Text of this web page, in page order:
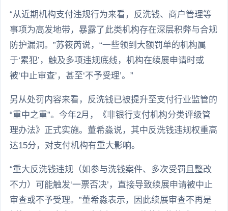
“从近期机构支付违规行为来看，反洗钱、商户管理等
事项为高发地带，暴露了此类机构存在深层积弊与合规
防护漏洞。”苏筱芮说，“一些领到大额罚单的机构属
于‘累犯’，触及多项违规底线，机构在续展申请时或
被‘中止审查’，甚至‘不予受理’。”
另从处罚内容来看，反洗钱已被提升至支付行业监管的
“重中之重”。今年2月，《非银行支付机构分类评级管
理办法》正式实施。董希淼说，其中反洗钱违规权重高
达15分，对支付机构有重大影响。
“重大反洗钱违规（如参与洗钱案件、多次受罚且整改
不力）可能触发‘一票否决’，直接导致续展申请被中止
审查或不予受理。”董希淼表示，因此续展审查不再是